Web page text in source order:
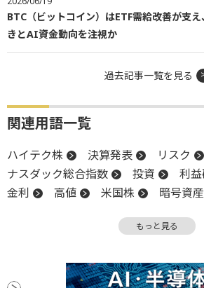
BTC（ビットコイン）はETF需給改善が支
きとAI資金動向を注視か
過去記事一覧を見る
関連用語一覧
ハイテク株 決算発表
リスク
ナスダック総合指数
投資
利
金利
高値 米国株 暗号資産
米連邦準備制度理事会
上値
地政学リスク DeFi
もっと見る